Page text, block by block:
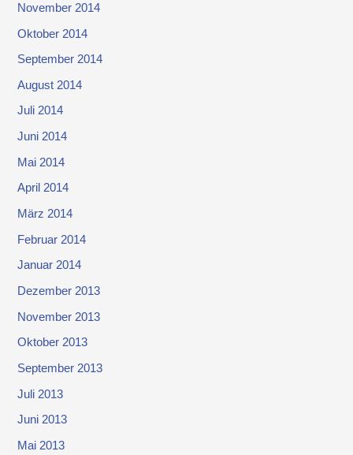
November 2014
Oktober 2014
September 2014
August 2014
Juli 2014
Juni 2014
Mai 2014
April 2014
März 2014
Februar 2014
Januar 2014
Dezember 2013
November 2013
Oktober 2013
September 2013
Juli 2013
Juni 2013
Mai 2013